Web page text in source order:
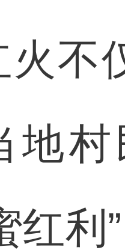
火不
地
红